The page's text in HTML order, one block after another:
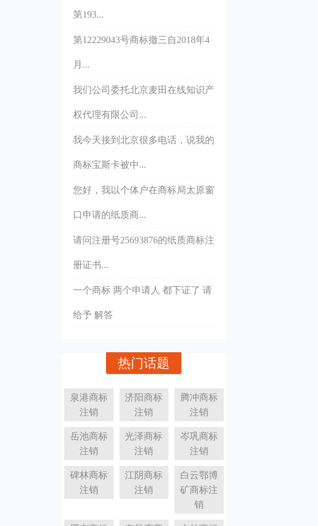
第193...
第12229043号商标撤三自2018年4
月...
我们公司委托北京麦田在线知识产
权代理有限公司...
我今天接到北京很多电话，说我的
商标宝斯卡被中...
您好，我以个体户在商标局太原窗
口申请的纸质商...
请问注册号25693876的纸质商标注
册证书...
一个商标 两个申请人 都下证了 请
给予 解答
热门话题
泉港商标
注销
济阳商标
注销
腾冲商标
注销
岳池商标
注销
光泽商标
注销
岑巩商标
注销
碑林商标
注销
江阴商标
注销
白云鄂博
矿商标注
销